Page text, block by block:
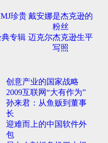
珍贵戴安娜是杰克逊的
粉丝
专辑 迈克尔杰克逊生平
写照
创意产业的国家战略
2009互联网“大有作为”
孙来君：从鱼贩到董事
长
迎难而上的中国软件外
包